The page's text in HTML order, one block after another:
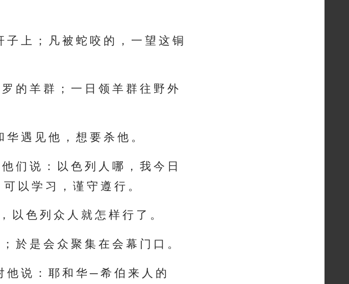
子 上 ； 凡 被 蛇 咬 的 ， 一 望 这 铜
的 羊 群 ； 一 日 领 羊 群 往 野 外
遇 见 他 ， 想 要 杀 他 。
们 说 ： 以 色 列 人 哪 ， 我 今 日
以 学 习 ， 谨 守 遵 行 。
以 色 列 众 人 就 怎 样 行 了 。
於 是 会 众 聚 集 在 会 幕 门 口 。
他 说 ： 耶 和 华 ─ 希 伯 来 人 的